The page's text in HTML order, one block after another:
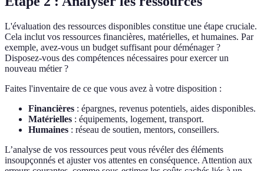
L'évaluation des ressources disponibles constitue une étape cruciale.
Cela inclut vos ressources financières, matérielles, et humaines. Par
exemple, avez-vous un budget suffisant pour déménager ?
Disposez-vous des compétences nécessaires pour exercer un
nouveau métier ?
Faites l'inventaire de ce que vous avez à votre disposition :
Financières : épargnes, revenus potentiels, aides disponibles.
Matérielles : équipements, logement, transport.
Humaines : réseau de soutien, mentors, conseillers.
L’analyse de vos ressources peut vous révéler des éléments
insoupçonnés et ajuster vos attentes en conséquence. Attention aux